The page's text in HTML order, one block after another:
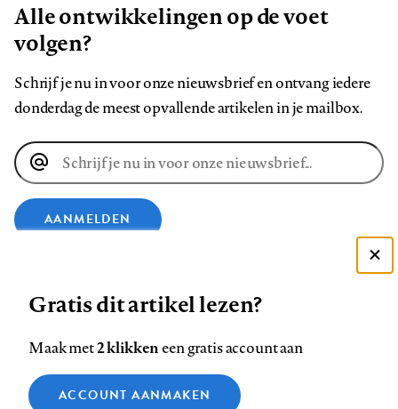
Alle ontwikkelingen op de voet
volgen?
Schrijf je nu in voor onze nieuwsbrief en ontvang iedere
donderdag de meest opvallende artikelen in je mailbox.
E-
mailadres
AANMELDEN
op
op
op
ons
op
Contact Colofon Disclaimer Privacy
Zie onze cookie policy
Gratis dit artikel lezen?
Maak met2 klikkeneen gratis account aan
ACCOUNT AANMAKEN